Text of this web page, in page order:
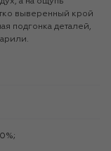
выверенный крой
подгонка деталей,